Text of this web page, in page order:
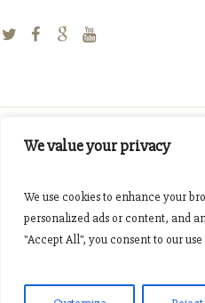
We value your privacy
We use cookies to enhance your
personalized ads or content, and
"Accept All", you consent to our
Facebook Twitter Pinterest